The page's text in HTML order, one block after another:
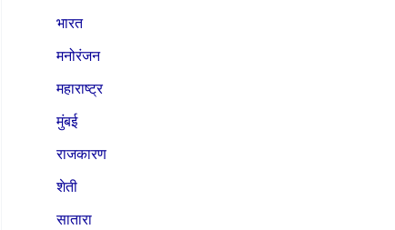
भारत
मनोरंजन
महाराष्ट्र
मुंबई
राजकारण
शेती
सातारा